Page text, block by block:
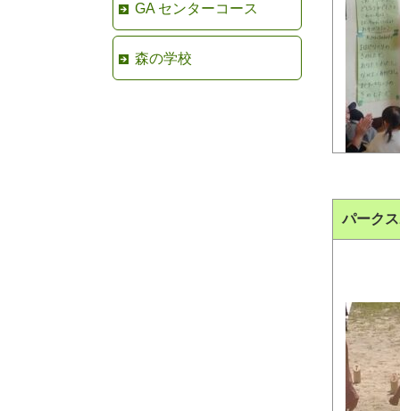
GA センターコース
森の学校
パーク